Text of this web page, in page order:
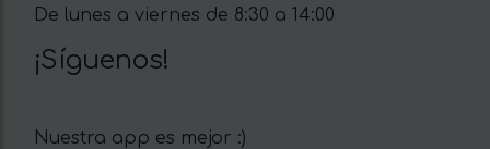
De lunes a viernes de 8:30 a 14:00
¡Síguenos!
Nuestra app es mejor :)